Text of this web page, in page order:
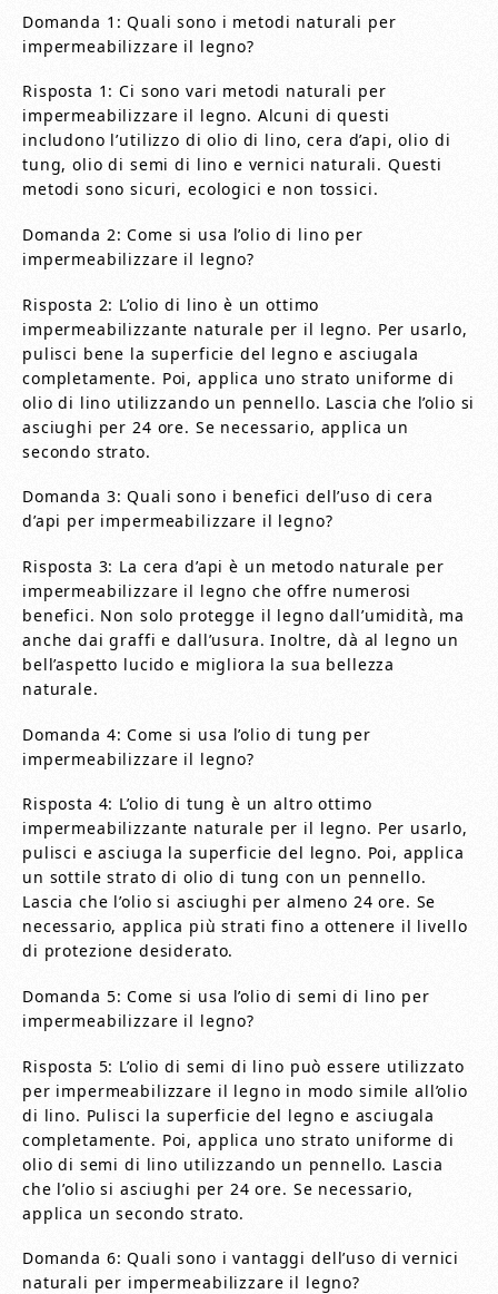
Domanda 1: Quali sono i metodi naturali per
impermeabilizzare il legno?
Risposta 1: Ci sono vari metodi naturali per
impermeabilizzare il legno. Alcuni di questi
includono l’utilizzo di olio di lino, cera d’api, olio di
tung, olio di semi di lino e vernici naturali. Questi
metodi sono sicuri, ecologici e non tossici.
Domanda 2: Come si usa l’olio di lino per
impermeabilizzare il legno?
Risposta 2: L’olio di lino è un ottimo
impermeabilizzante naturale per il legno. Per usarlo,
pulisci bene la superficie del legno e asciugala
completamente. Poi, applica uno strato uniforme di
olio di lino utilizzando un pennello. Lascia che l’olio si
asciughi per 24 ore. Se necessario, applica un
secondo strato.
Domanda 3: Quali sono i benefici dell’uso di cera
d’api per impermeabilizzare il legno?
Risposta 3: La cera d’api è un metodo naturale per
impermeabilizzare il legno che offre numerosi
benefici. Non solo protegge il legno dall’umidità, ma
anche dai graffi e dall’usura. Inoltre, dà al legno un
bell’aspetto lucido e migliora la sua bellezza
naturale.
Domanda 4: Come si usa l’olio di tung per
impermeabilizzare il legno?
Risposta 4: L’olio di tung è un altro ottimo
impermeabilizzante naturale per il legno. Per usarlo,
pulisci e asciuga la superficie del legno. Poi, applica
un sottile strato di olio di tung con un pennello.
Lascia che l’olio si asciughi per almeno 24 ore. Se
necessario, applica più strati fino a ottenere il livello
di protezione desiderato.
Domanda 5: Come si usa l’olio di semi di lino per
impermeabilizzare il legno?
Risposta 5: L’olio di semi di lino può essere utilizzato
per impermeabilizzare il legno in modo simile all’olio
di lino. Pulisci la superficie del legno e asciugala
completamente. Poi, applica uno strato uniforme di
olio di semi di lino utilizzando un pennello. Lascia
che l’olio si asciughi per 24 ore. Se necessario,
applica un secondo strato.
Domanda 6: Quali sono i vantaggi dell’uso di vernici
naturali per impermeabilizzare il legno?